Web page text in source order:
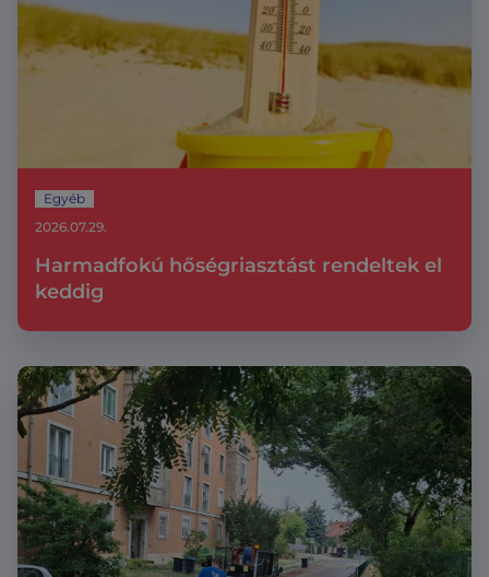
Egyéb
Harmadfokú hőségriasztást rendeltek el
keddig
2026.07.29.